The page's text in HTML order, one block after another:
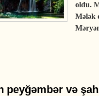
oldu.
Mələk
peyğəmbər və